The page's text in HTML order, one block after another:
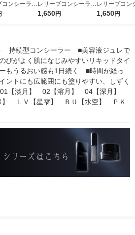
コンシーラー
ルー系 カ
レリープコンシーラー
02 溶月 中間色 カネボ
1,650円
レリープコン
LV 星雫 パー
1,650円
持続型コンシーラー　■美容液ジュレで
びがよく肌になじみやすいリキッドタイ
もうるおい感も1日続く　■時間が経っ
ントにも広範囲にも塗りやすい、しずく
【淡月】　02【溶月】　04【深月】
　ＬＶ【星雫】　ＢＵ【水空】　ＰＫ